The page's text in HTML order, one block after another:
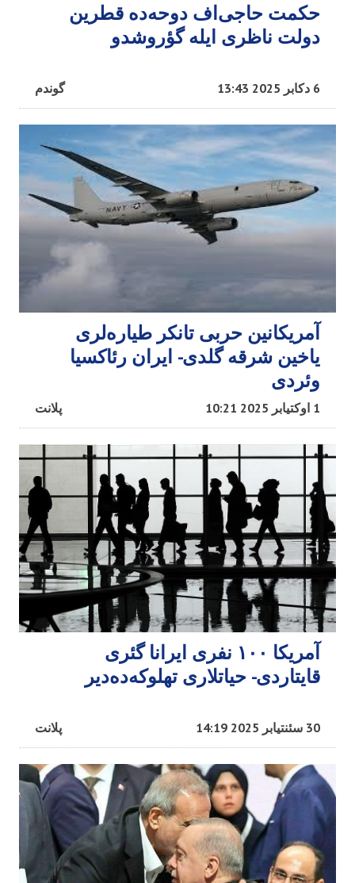
حکمت حاجی‌اف دوحه‌ده قطرین
دولت ناظری ایله گؤروشدو
گوندم 6 دکابر 2025 13:43
آمریکانین حربی تانکر طیاره‌لری
یاخین شرقه گلدی- ایران رئاکسیا
وئردی
پلانت 1 اوکتیابر 2025 10:21
آمریکا ۱۰۰ نفری ایرانا گئری
قایتاردی- حیاتلاری تهلوکه‌ده‌دیر
پلانت 30 سئنتیابر 2025 14:19